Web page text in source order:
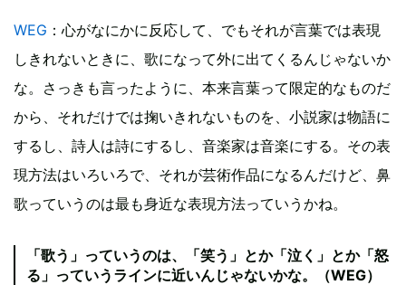
WEG ：心がなにかに反応して、でもそれが言葉では表現
しきれないときに、歌になって外に出てくるんじゃないか
な。さっきも言ったように、本来言葉って限定的なものだ
から、それだけでは掬いきれないものを、小説家は物語に
するし、詩人は詩にするし、音楽家は音楽にする。その表
現方法はいろいろで、それが芸術作品になるんだけど、鼻
歌っていうのは最も身近な表現方法っていうかね。
「歌う」っていうのは、「笑う」とか「泣く」とか「怒
る」っていうラインに近いんじゃないかな。（WEG）